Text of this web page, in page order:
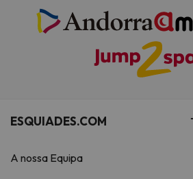
ESQUIADES.COM
A nossa Equipa